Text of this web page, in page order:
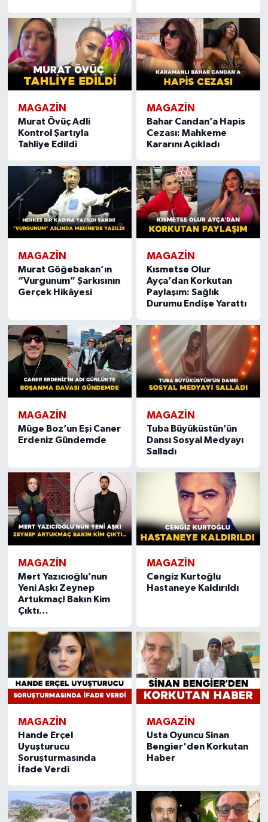
MAGAZIN
Murat Övüç Adli
Kontrol Şartıyla
Tahliye Edildi
MAGAZIN
Bahar Candan’a Hapis
Cezası: Mahkeme
Kararını Açıkladı
MAGAZIN
Murat Göğebakan’ın
“Vurgunum” Şarkısının
Gerçek Hikâyesi
MAGAZIN
Kısmetse Olur
Ayça’dan Korkutan
Paylaşım: Sağlık
Durumu Endişe Yarattı
MAGAZIN
Müge Boz’un Eşi Caner
Erdeniz Gündemde
MAGAZIN
Tuba Büyüküstün’ün
Dansı Sosyal Medyayı
Salladı
MAGAZIN
Mert Yazıcıoğlu’nun
Yeni Aşkı Zeynep
Artukmaç! Bakın Kim
Çıktı…
MAGAZIN
Cengiz Kurtoğlu
Hastaneye Kaldırıldı
MAGAZIN
Hande Erçel
Uyuşturucu
Soruşturmasında
İfade Verdi
MAGAZIN
Usta Oyuncu Sinan
Bengier'den Korkutan
Haber